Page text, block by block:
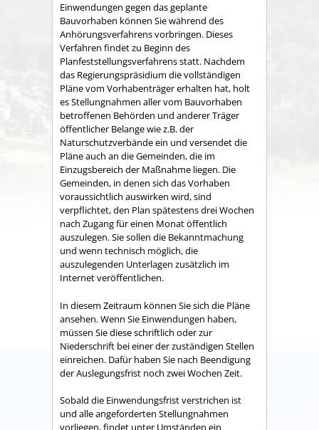
Einwendungen gegen das geplante
Bauvorhaben können Sie während des
Anhörungsverfahrens vorbringen. Dieses
Verfahren findet zu Beginn des
Planfeststellungsverfahrens statt. Nachdem
das Regierungspräsidium die vollständigen
Pläne vom Vorhabenträger erhalten hat, holt
es Stellungnahmen aller vom Bauvorhaben
betroffenen Behörden und anderer Träger
öffentlicher Belange wie z.B. der
Naturschutzverbände ein und versendet die
Pläne auch an die Gemeinden, die im
Einzugsbereich der Maßnahme liegen. Die
Gemeinden, in denen sich das Vorhaben
voraussichtlich auswirken wird, sind
verpflichtet, den Plan spätestens drei Wochen
nach Zugang für einen Monat öffentlich
auszulegen. Sie sollen die Bekanntmachung
und wenn technisch möglich, die
auszulegenden Unterlagen zusätzlich im
Internet veröffentlichen.
In diesem Zeitraum können Sie sich die Pläne
ansehen. Wenn Sie Einwendungen haben,
müssen Sie diese schriftlich oder zur
Niederschrift bei einer der zuständigen Stellen
einreichen. Dafür haben Sie nach Beendigung
der Auslegungsfrist noch zwei Wochen Zeit.
Sobald die Einwendungsfrist verstrichen ist
und alle angeforderten Stellungnahmen
vorliegen, findet unter Umständen ein